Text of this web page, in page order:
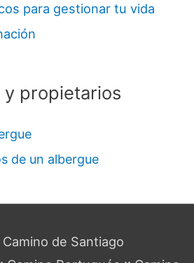
para gestionar tu vida
y propietarios
de un albergue
Camino de Santiago